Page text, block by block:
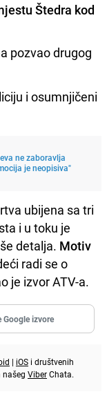
Štedra kod
pozvao drugog
i osumnjičeni
ne zaboravlja
je neopisiva"
ubijena sa tri
i u toku je
detalja. Motiv
radi se o
je izvor ATV-a.
Google izvore
| iOS i društvenih
našeg ViberChata.